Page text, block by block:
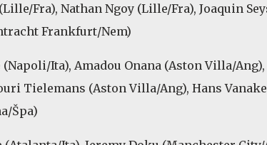
Fra), Nathan Ngoy (Lille/Fra), Joaquin
Frankfurt/Nem)
Ita), Amadou Onana (Aston Villa/Ang),
Tielemans (Aston Villa/Ang), Hans
Špa)